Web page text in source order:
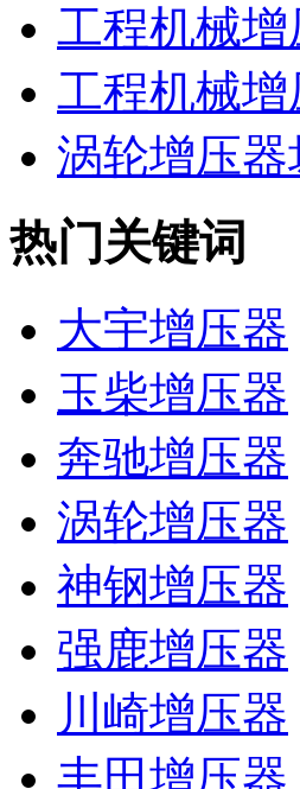
工程机械
工程机械
涡轮增压
热门关键词
大宇增压器
玉柴增压器
奔驰增压器
涡轮增压器
神钢增压器
强鹿增压器
川崎增压器
丰田增压器